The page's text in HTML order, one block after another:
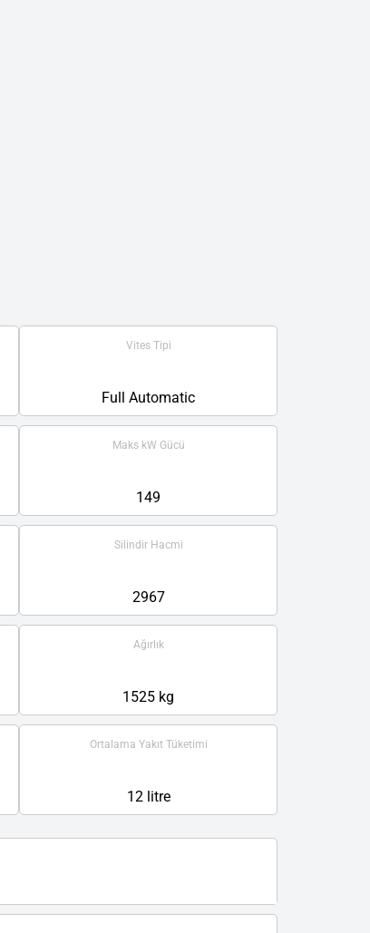
Vites Tipi
Full Automatic
Maks kW Gücü
149
Silindir Hacmi
2967
Ağırlık
1525 kg
Ortalama Yakıt Tüketimi
12 litre